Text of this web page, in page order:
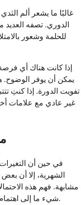
غالبًا ما يشعر ألم
الدوري. تصفه العديد
للحلمة وشعور
إذا كانت هناك أي
يمكن أن يوفر الوضوح.
تفويت الدورة. إذا كنتِ
غير عادي مع علامات
في حين أن
الشهرية، إلا أن
مشابهة. فهم هذه
شيء ما إلى اهتمام أوثق، على الرغم من أنها لا تزال نادرة نسبيًا.